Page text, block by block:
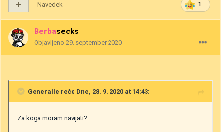
1
Navedek
Berbasecks
Objavljeno 29. september 2020
Generalle reče Dne, 28. 9. 2020 at 14:43:
Za koga moram navijati?